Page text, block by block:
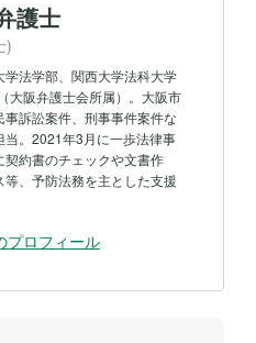
護士
)
法学部、関西大学法科大学
大阪弁護士会所属）。大阪市
訴訟案件、刑事事件案件な
当。2021年3月に一歩法律事
約書のチェックや文書作
、予防法務を主とした支援
プロフィール